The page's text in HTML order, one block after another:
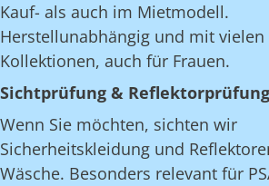
Kauf- als auch im Mietmodell.
Herstellunabhängig und mit
Kollektionen, auch für Frauen.
Sichtprüfung & Reflektorprüfung
Wenn Sie möchten, sichten wir
Sicherheitskleidung und
Wäsche. Besonders relevant für